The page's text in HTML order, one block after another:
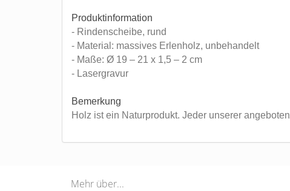
Produktinformation
- Rindenscheibe, rund
- Material: massives Erlenholz, unbehandelt
- Maße: Ø 19 – 21 x 1,5 – 2 cm
- Lasergravur
Bemerkung
Holz ist ein Naturprodukt. Jeder unserer
Mehr über...